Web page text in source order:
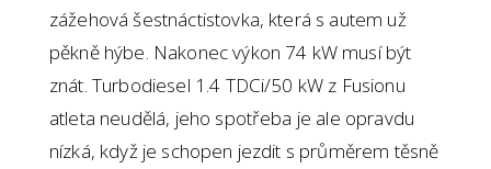
zážehová šestnáctistovka, která s autem už
pěkně hýbe. Nakonec výkon 74 kW musí být
znát. Turbodiesel 1.4 TDCi/50 kW z Fusionu
atleta neudělá, jeho spotřeba je ale opravdu
nízká, když je schopen jezdit s průměrem těsně